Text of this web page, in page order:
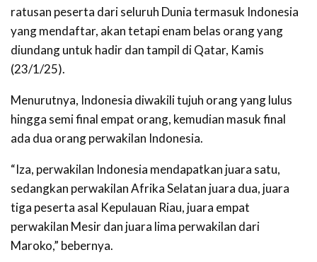
ratusan peserta dari seluruh Dunia termasuk Indonesia
yang mendaftar, akan tetapi enam belas orang yang
diundang untuk hadir dan tampil di Qatar, Kamis
(23/1/25).
Menurutnya, Indonesia diwakili tujuh orang yang lulus
hingga semi final empat orang, kemudian masuk final
ada dua orang perwakilan Indonesia.
“Iza, perwakilan Indonesia mendapatkan juara satu,
sedangkan perwakilan Afrika Selatan juara dua, juara
tiga peserta asal Kepulauan Riau, juara empat
perwakilan Mesir dan juara lima perwakilan dari
Maroko,” bebernya.